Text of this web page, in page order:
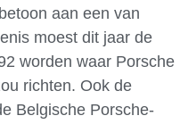
aan een van
moest dit jaar de
worden waar Porsche
richten. Ook de
Belgische Porsche-